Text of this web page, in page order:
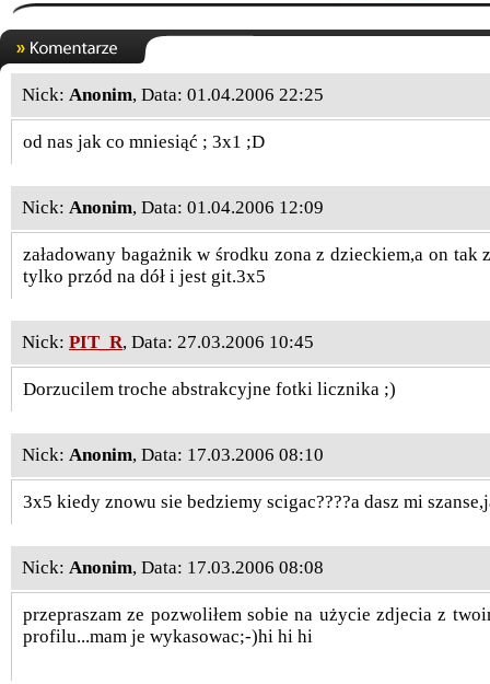
Nick: Anonim, Data: 01.04.2006 22:25
od nas jak co mniesiąć ; 3x1 ;D
Nick: Anonim, Data: 01.04.2006 12:09
załadowany bagażnik w środku zona z dzieckiem,a on tak
tylko przód na dół i jest git.3x5
Nick: PIT_R, Data: 27.03.2006 10:45
Dorzucilem troche abstrakcyjne fotki licznika ;)
Nick: Anonim, Data: 17.03.2006 08:10
3x5 kiedy znowu sie bedziemy scigac????a dasz mi
Nick: Anonim, Data: 17.03.2006 08:08
przepraszam ze pozwoliłem sobie na użycie zdjecia z
profilu...mam je wykasowac;-)hi hi hi